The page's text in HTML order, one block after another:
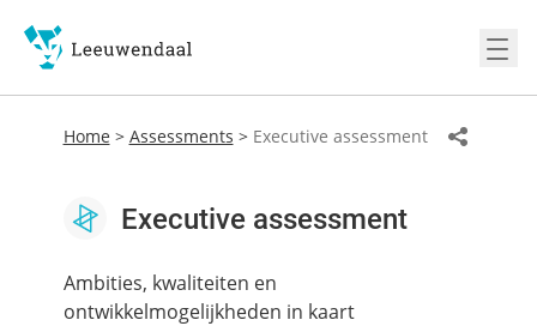
Home > Assessments > Executive assessment
Executive assessment
Ambities, kwaliteiten en
ontwikkelmogelijkheden in kaart